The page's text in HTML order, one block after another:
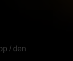
/ den